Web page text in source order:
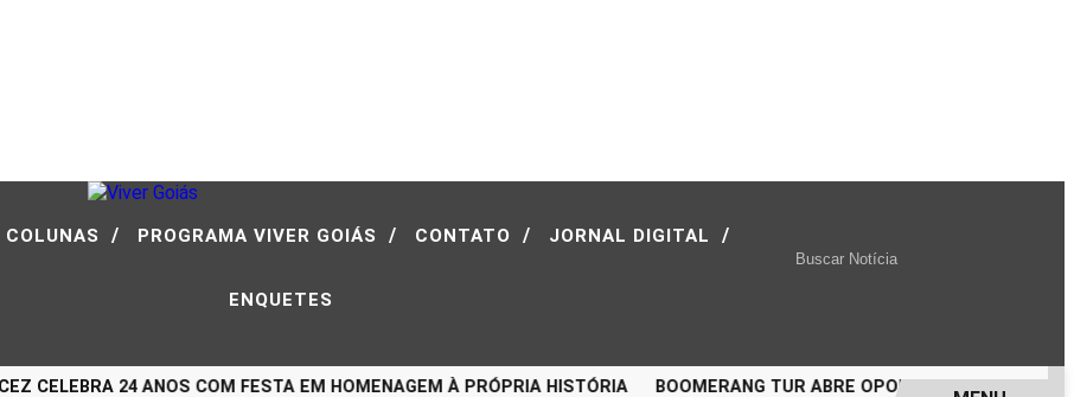
COLUNAS / PROGRAMA VIVER GOIÁS / CONTATO / JORNAL DIGITAL /
ENQUETES
CELEBRA 24 ANOS COM FESTA EM HOMENAGEM À PRÓPRIA HISTÓRIA BOOMERANG TUR ABRE OPORTUNIDADE PARA